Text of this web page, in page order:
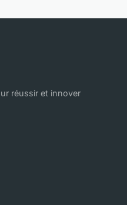
réussir et innover